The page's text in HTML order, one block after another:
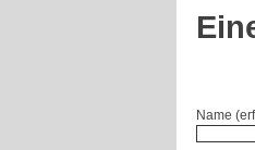
Name